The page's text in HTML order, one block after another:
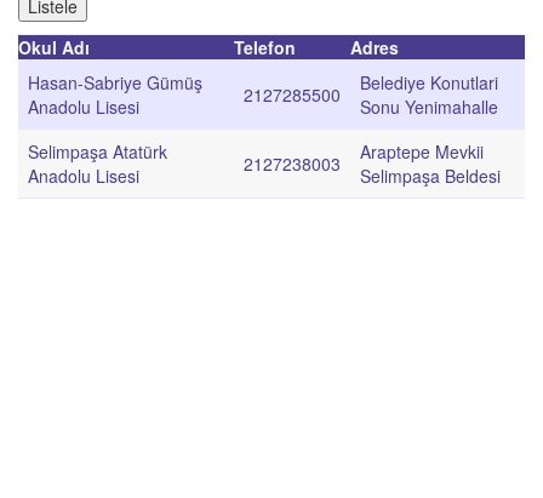
Okul Adı Telefon
Adres
Hasan-Sabriye Gümüş
Anadolu Lisesi
2127285500
Belediye Konutlari
Sonu Yenimahalle
Selimpaşa Atatürk
Anadolu Lisesi
2127238003
Araptepe Mevkii
Selimpaşa Beldesi